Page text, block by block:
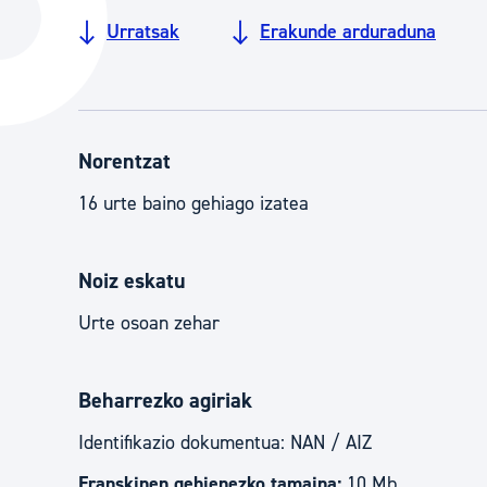
HiriaUrratsak Erakunde arduraduna
Norentzat
16 urte baino gehiago izatea
Noiz eskatu
Urte osoan zehar
Beharrezko agiriak
Identifikazio dokumentua: NAN / AIZ